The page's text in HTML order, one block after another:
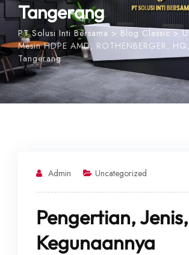
Tangerang
PT Solusi Inti Bersama > Blog Classic>
Mesin HDPE AMD, ROTHENBERGER,
Tangerang
Admin Uncategorized
Pengertian,
Kegunaannya